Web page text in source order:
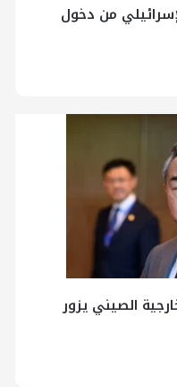
من دخول
وزير الخارجية الصيني يزور